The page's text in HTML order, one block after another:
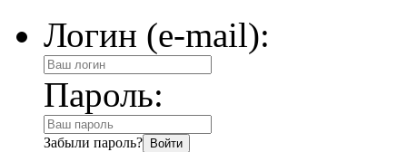
Логин (e-mail):
Пароль:
Забыли пароль?